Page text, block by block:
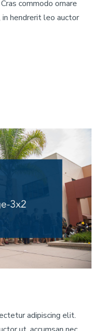
commodo ornare
hendrerit leo auctor
adipiscing elit.